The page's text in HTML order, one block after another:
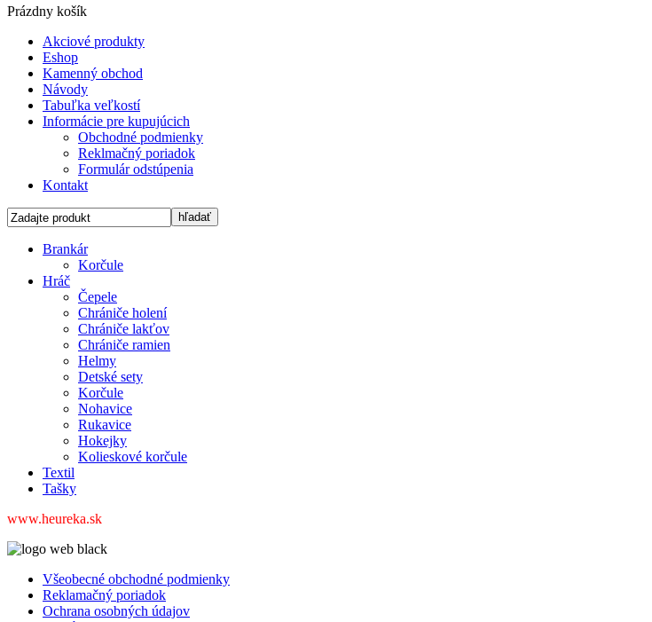
Prázdny košík
Akciové produkty
Eshop
Kamenný obchod
Návody
Tabuľka veľkostí
Informácie pre kupujúcich
Obchodné podmienky
Reklmačný poriadok
Formulár odstúpenia
Kontakt
Brankár
Korčule
Hráč
Čepele
Chrániče holení
Chrániče lakťov
Chrániče ramien
Helmy
Detské sety
Korčule
Nohavice
Rukavice
Hokejky
Kolieskové korčule
Textil
Tašky
www.heureka.sk
Všeobecné obchodné podmienky
Reklamačný poriadok
Ochrana osobných údajov